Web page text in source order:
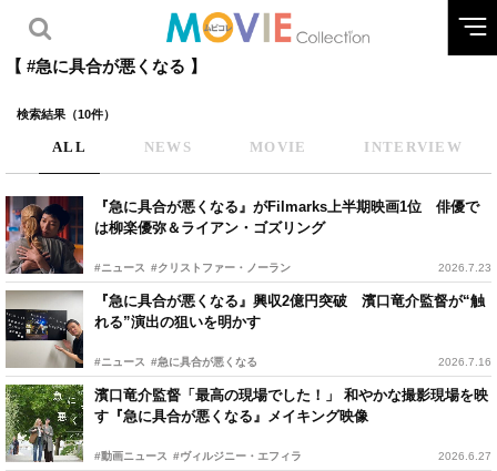
【 #急に具合が悪くなる 】
検索結果（10件）
ALL NEWS MOVIE INTERVIEW
『急に具合が悪くなる』がFilmarks上半期映画1位 俳優で
は柳楽優弥＆ライアン・ゴズリング
#ニュース #クリストファー・ノーラン 2026.7.23
『急に具合が悪くなる』興収2億円突破 濱口竜介監督が“触
れる”演出の狙いを明かす
#ニュース #急に具合が悪くなる 2026.7.16
濱口竜介監督「最高の現場でした！」 和やかな撮影現場を映
す『急に具合が悪くなる』メイキング映像
#動画ニュース #ヴィルジニー・エフィラ 2026.6.27